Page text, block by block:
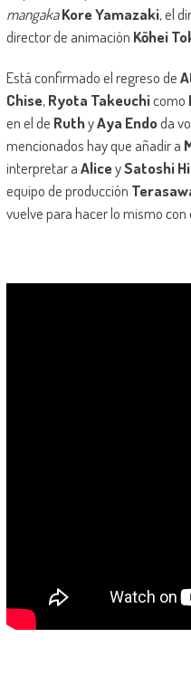
mangaka Kore Yamazaki, el
director de animación Kōhei
Está confirmado el regreso de
Chise, Ryota Takeuchicomo
en el de RuthyAya Endoda
mencionados hay que añadir a
interpretar aAliceySatoshi
equipo de producción
vuelve para hacer lo mismo con